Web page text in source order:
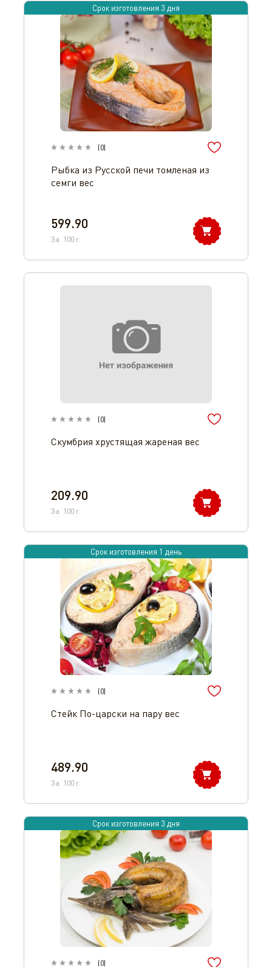
Срок изготовления 3 дня
(0)
Рыбка из Русской печи томленая из
семги вес
599.90
За 100 г.
(0)
Скумбрия хрустящая жареная вес
209.90
За 100 г.
Срок изготовления 1 день
(0)
Стейк По-царски на пару вес
489.90
За 100 г.
Срок изготовления 3 дня
(0)